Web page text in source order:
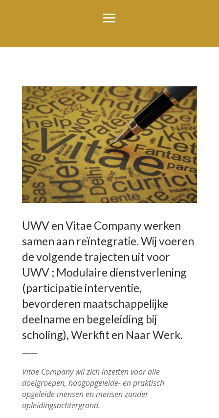
UWV en Vitae Company werken
samen aan reïntegratie. Wij voeren
de volgende trajecten uit voor
UWV ; Modulaire dienstverlening
(participatie interventie,
bevorderen maatschappelijke
deelname en begeleiding bij
scholing), Werkfit en Naar Werk.
——
Vitae Company wil zich inzetten voor alle
doelgroepen, hoogopgeleide- en praktisch
opgeleide mensen en mensen zonder
opleidingsachtergrond.